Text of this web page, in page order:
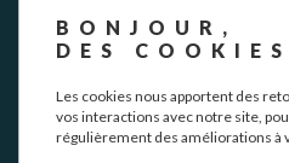
NEWSLETTER
BONJOUR,
DES
Les cookies nous apportent des
vos interactions avec notre site,
régulièrement des améliorations à